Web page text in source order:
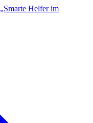
„Smarte Helfer im